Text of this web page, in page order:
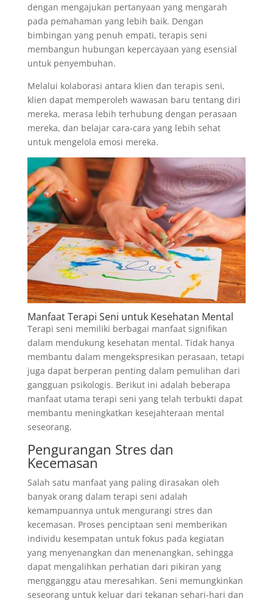
dengan mengajukan pertanyaan yang mengarah
pada pemahaman yang lebih baik. Dengan
bimbingan yang penuh empati, terapis seni
membangun hubungan kepercayaan yang esensial
untuk penyembuhan.
Melalui kolaborasi antara klien dan terapis seni,
klien dapat memperoleh wawasan baru tentang diri
mereka, merasa lebih terhubung dengan perasaan
mereka, dan belajar cara-cara yang lebih sehat
untuk mengelola emosi mereka.
Manfaat Terapi Seni untuk Kesehatan Mental
Terapi seni memiliki berbagai manfaat signifikan
dalam mendukung kesehatan mental. Tidak hanya
membantu dalam mengekspresikan perasaan, tetapi
juga dapat berperan penting dalam pemulihan dari
gangguan psikologis. Berikut ini adalah beberapa
manfaat utama terapi seni yang telah terbukti dapat
membantu meningkatkan kesejahteraan mental
seseorang.
Pengurangan Stres dan
Kecemasan
Salah satu manfaat yang paling dirasakan oleh
banyak orang dalam terapi seni adalah
kemampuannya untuk mengurangi stres dan
kecemasan. Proses penciptaan seni memberikan
individu kesempatan untuk fokus pada kegiatan
yang menyenangkan dan menenangkan, sehingga
dapat mengalihkan perhatian dari pikiran yang
mengganggu atau meresahkan. Seni memungkinkan
seseorang untuk keluar dari tekanan sehari-hari dan